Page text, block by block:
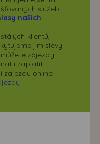
služeb.
našich
klientů,
jim slevy
zájezdy
i zaplatit
zájezdu online